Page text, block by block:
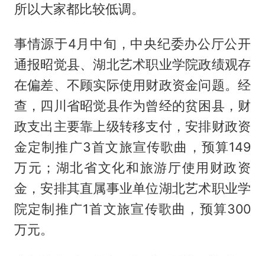
所以大家都比较低调。
事情源于4月中旬，中央纪委办公厅公开
通报昭觉县、湖北艺术职业学院政绩观存
在偏差、不顾实际使用财政资金问题。经
查，四川省昭觉县作为曾经的贫困县，财
政支出主要靠上级转移支付，安排财政资
金定制推广3首文旅宣传歌曲，预算149
万元；湖北省文化和旅游厅使用财政资
金，安排其直属事业单位湖北艺术职业学
院定制推广1首文旅宣传歌曲，预算300
万元。